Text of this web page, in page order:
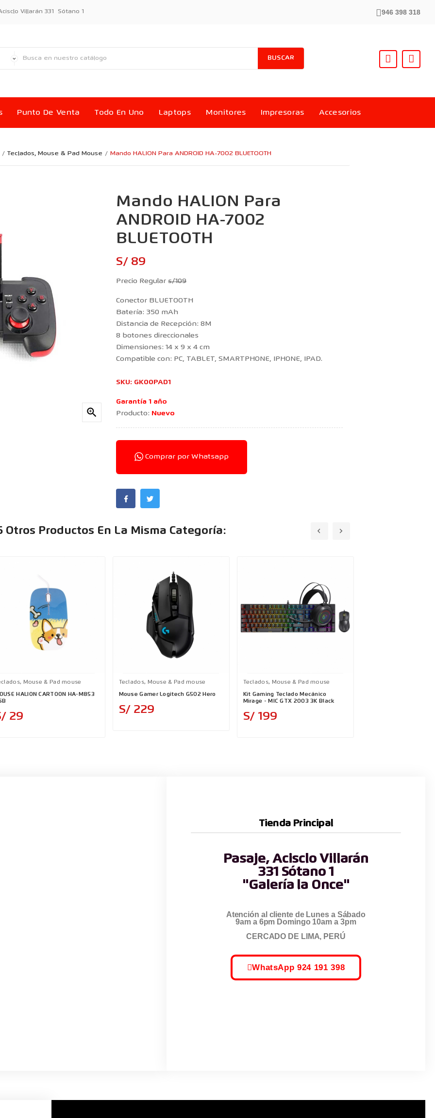
Villarán 331 Sótano 1 946 398 318
BUSCAR
Punto De Venta Todo En Uno Laptops Monitores Impresoras Accesorios
Teclados, Mouse & Pad Mouse Mando HALION Para ANDROID HA-7002 BLUETOOTH

Mando HALION Para
ANDROID HA-7002
BLUETOOTH
S/ 89
Precio Regular s/109
Conector BLUETOOTH
Batería: 350 mAh
Distancia de Recepción: 8M
8 botones direccionales
Dimensiones: 14 x 9 x 4 cm
Compatible con: PC, TABLET, SMARTPHONE, IPHONE, IPAD.
SKU: GK00PAD1
Garantía 1 año
Producto: Nuevo
Comprar por Whatsapp
Otros Productos En La Misma Categoría:
Mouse & Pad mouse
HALION CARTOON HA-M853
29
Teclados, Mouse & Pad mouse
Mouse Gamer Logitech G502 Hero
S/ 229
Teclados, Mouse & Pad mouse
Kit Gaming Teclado Mecánico
Mirage - MIC GTX 2003 3K Black
S/ 199
Tienda Principal
Pasaje, Acisclo Villarán
331 Sótano 1
"Galería la Once"
Atención al cliente de Lunes a Sábado
9am a 6pm Domingo 10am a 3pm
CERCADO DE LIMA, PERÚ
WhatsApp 924 191 398